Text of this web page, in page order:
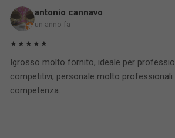
antonio cannavo
un anno fa
★★★★★
Igrosso molto fornito, ideale per
competitivi, personale molto professionali
competenza.